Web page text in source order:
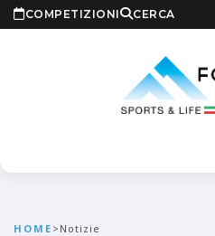
COMPETIZIONI CERCA
HOME > Notizie